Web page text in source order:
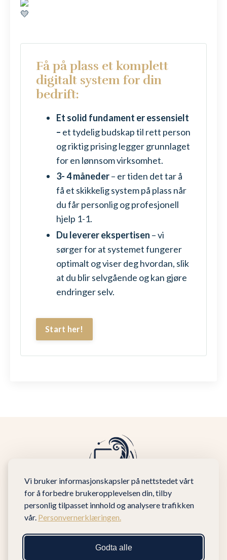
Vi bruker informasjonskapsler på nettstedet vårt
for å forbedre brukeropplevelsen din, tilby
personlig tilpasset innhold og analysere trafikken
vår. Personvernerklæringen.
Godta alle
Få på plass et komplett
digitalt system for din
bedrift:
Et solid fundament er essensielt
– et tydelig budskap til rett person
og riktig prising legger grunnlaget
for en lønnsom virksomhet.
3- 4 måneder– er tiden det tar å
få et skikkelig system på plass når
du får personlig og profesjonell
hjelp 1-1.
Du leverer ekspertisen – vi
sørger for at systemet fungerer
optimalt og viser deg hvordan, slik
at du blir selvgående og kan gjøre
endringer selv.
Start her!